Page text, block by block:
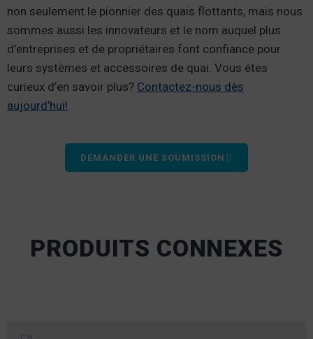
non seulement le pionnier des quais flottants, mais nous
sommes aussi les innovateurs et le nom auquel plus
d’entreprises et de propriétaires font confiance pour
leurs systèmes et accessoires de quai. Vous êtes
curieux d’en savoir plus? Contactez-nous dès
aujourd’hui!
DEMANDER UNE SOUMISSION
PRODUITS CONNEXES